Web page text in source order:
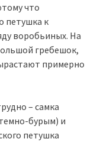
что
петушка к
воробьиных. На
гребешок,
примерно
– самка
бурым) и
петушка